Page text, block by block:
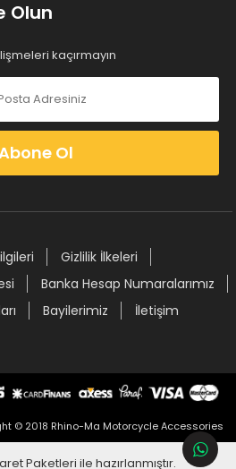
Olun
kaçırmayın
Ol
Gizlilik İlkeleri
Banka Hesap Numaralarımız
Bayilerimiz İletişim
© 2018 Rhino-Ma Motorcycle Accessories
Paketleri ile hazırlanmıştır.